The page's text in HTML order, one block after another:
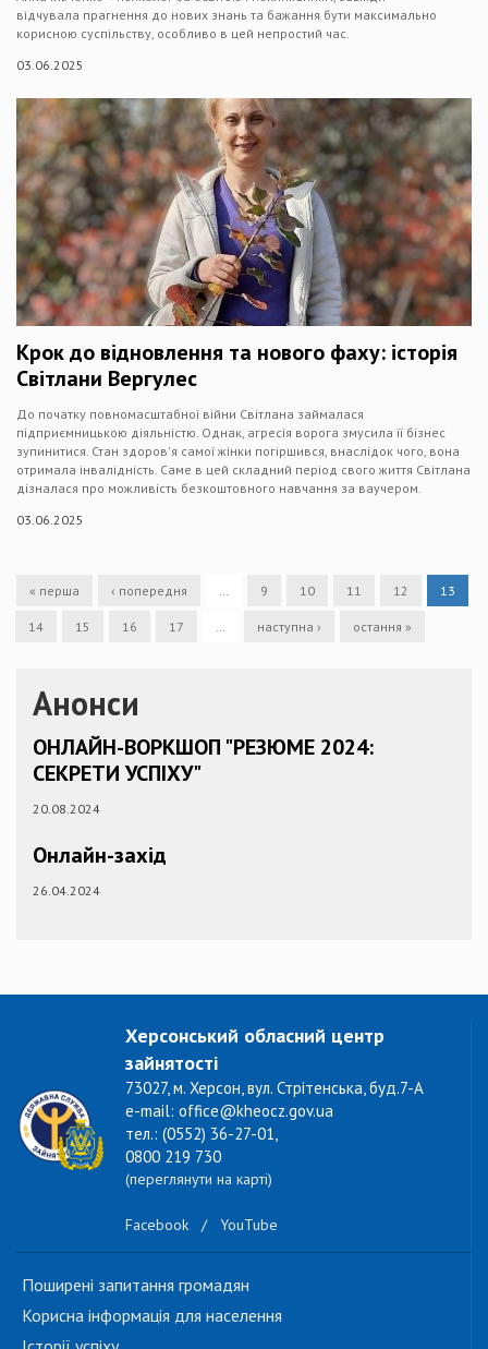
відчувала прагнення до нових знань та бажання бути максимально
корисною суспільству, особливо в цей непростий час.
03.06.2025
Крок до відновлення та нового фаху: історія
Світлани Вергулес
До початку повномасштабної війни Світлана займалася
підприємницькою діяльністю. Однак, агресія ворога змусила її бізнес
зупинитися. Стан здоров'я самої жінки погіршився, внаслідок чого, вона
отримала інвалідність. Саме в цей складний період свого життя Світлана
дізналася про можливість безкоштовного навчання за ваучером.
03.06.2025
« перша ‹ попередня 9 10 11 12 13
14 15 16 17 наступна › остання »
Анонси
ОНЛАЙН-ВОРКШОП "РЕЗЮМЕ 2024:
СЕКРЕТИ УСПІХУ"
20.08.2024
Онлайн-захід
26.04.2024
Херсонський обласний центр
зайнятості
73027, м. Херсон, вул. Стрітенська, буд.7-А
e-mail: office@kheocz.gov.ua
тел.: (0552) 36-27-01,
0800 219 730
(переглянути на карті)
Facebook / YouTube
Поширені запитання громадян
Корисна інформація для населення